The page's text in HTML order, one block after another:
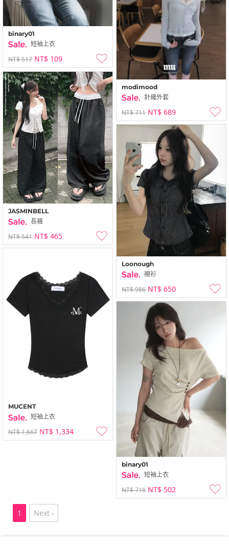
binary01
短袖上衣
NT$ 517 NT$ 109
modimood
針織外套
NT$ 711 NT$ 689
JASMINBELL
長褲
NT$ 541 NT$ 465
Loonough
襯衫
NT$ 986 NT$ 650
MUCENT
短袖上衣
NT$ 1,667 NT$ 1,334
binary01
短袖上衣
NT$ 718 NT$ 502
1 Next ›